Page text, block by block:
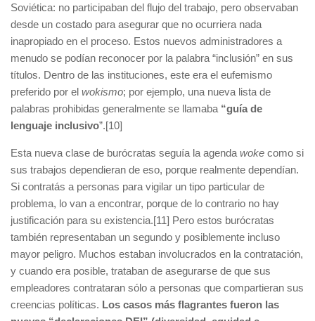
Soviética: no participaban del flujo del trabajo, pero observaban
desde un costado para asegurar que no ocurriera nada
inapropiado en el proceso. Estos nuevos administradores a
menudo se podían reconocer por la palabra “inclusión” en sus
títulos. Dentro de las instituciones, este era el eufemismo
preferido por el wokismo; por ejemplo, una nueva lista de
palabras prohibidas generalmente se llamaba “guía de
lenguaje inclusivo”.[10]
Esta nueva clase de burócratas seguía la agenda woke como si
sus trabajos dependieran de eso, porque realmente dependían.
Si contratás a personas para vigilar un tipo particular de
problema, lo van a encontrar, porque de lo contrario no hay
justificación para su existencia.[11] Pero estos burócratas
también representaban un segundo y posiblemente incluso
mayor peligro. Muchos estaban involucrados en la contratación,
y cuando era posible, trataban de asegurarse de que sus
empleadores contrataran sólo a personas que compartieran sus
creencias políticas. Los casos más flagrantes fueron las